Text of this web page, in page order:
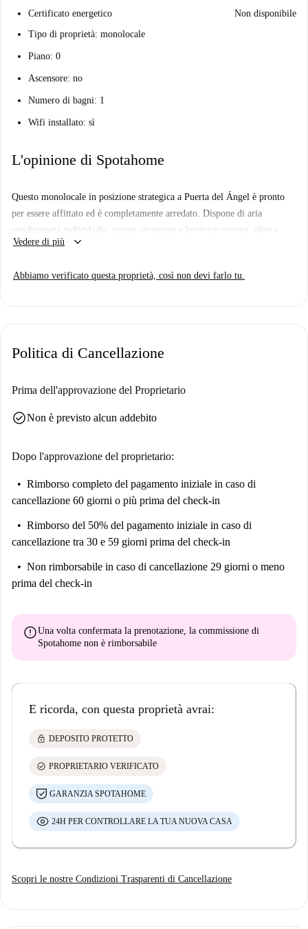
Certificato energetico
Non disponibile
Tipo di proprietà: monolocale
Piano: 0
Ascensore: no
Numero di bagni: 1
Wifi installato: sì
L'opinione di Spotahome
Questo monolocale in posizione strategica a Puerta del Ángel è pronto
per essere affittato ed è completamente arredato. Dispone di aria
condizionata individuale, cucina attrezzata e lavatrice privata, oltre a
tutte le utenze incluse (elettricità, gas, acqua, Wi-Fi). Le coppie sono
dall'Homechecker di Spotahome.
Godetevi i ristoranti Bar Estepa, La Flor del Mar e Manaos, perfetti per
Vedere di più keyboard_arrow_down
Abbiamo verificato questa proprietà, così non devi farlo tu.
Politica di Cancellazione
Prima dell'approvazione del Proprietario
check_circleNon è previsto alcun addebito
Dopo l'approvazione del proprietario:
Rimborso completo del pagamento iniziale in caso di
cancellazione 60 giorni o più prima del check-in
Rimborso del 50% del pagamento iniziale in caso di
cancellazione tra 30 e 59 giorni prima del check-in
Non rimborsabile in caso di cancellazione 29 giorni o meno
prima del check-in
errorUna volta confermata la prenotazione, la commissione di
Spotahome non è rimborsabile
E ricorda, con questa proprietà avrai:
lock DEPOSITO PROTETTO
check_circle PROPRIETARIO VERIFICATO
GARANZIA SPOTAHOME
24H PER CONTROLLARE LA TUA NUOVA CASA
Scopri le nostre Condizioni Trasparenti di Cancellazione